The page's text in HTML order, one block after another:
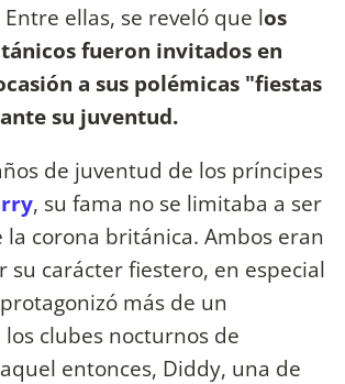
ellas, se reveló que los
fueron invitados en
a sus polémicas "fiestas
su juventud.
de juventud de los príncipes
, su fama no se limitaba a ser
la corona británica. Ambos eran
su carácter fiestero, en especial
más de un
clubes nocturnos de
entonces, Diddy, una de